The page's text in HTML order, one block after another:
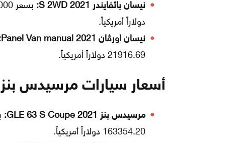
نيسان باثفايندر S 2WD 2021:
دولاراً أمريكياً.
نيسان اورڤان Panel Van manual 2021:
21916.69 دولاراً أمريكياً.
أسعار سيارات مرسيدس بنز
مرسيدس بنز GLE 63 S Coupe 2021:
163354.20 دولاراً أمريكياً.